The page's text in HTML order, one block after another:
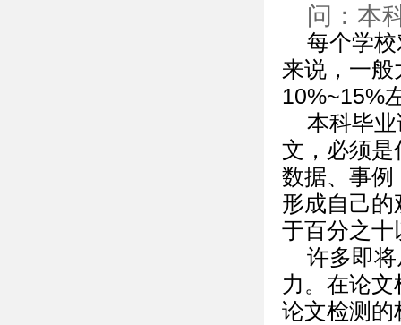
问：本
每个学
来说，一
10%~15%
本科毕
文，必须是
数据、事例
形成自己
于百分之十
许多即
力。在论
论文检测的